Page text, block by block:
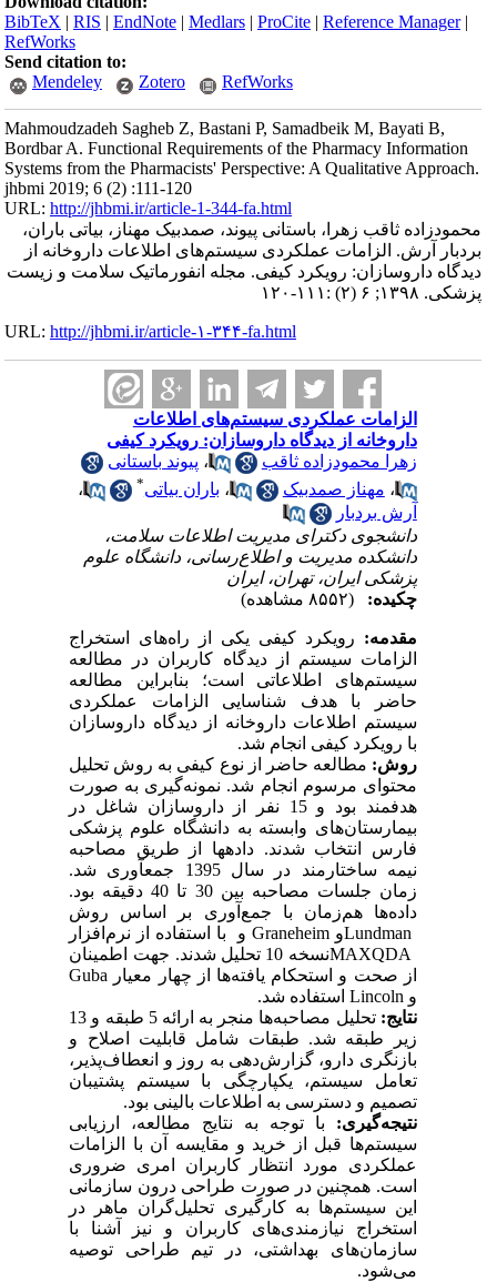
BibTeX |RIS |EndNote |Medlars |ProCite |Reference Manager
RefWorks
Send citation to:
Mendeley
Zotero RefWorks
Mahmoudzadeh Sagheb Z, Bastani P, Samadbeik M, Bayati B,
Bordbar A. Functional Requirements of the Pharmacy Information
Systems from the Pharmacists' Perspective: A Qualitative Approach.
jhbmi 2019; 6 (2) :111-120
URL:http://jhbmi.ir/article-1-344-fa.html
محمودزاده ثاقب زهرا، باستانی پیوند، صمدبیک مهناز، بیاتی باران،
بردبار آرش. الزامات عملکردی سیستم‌های اطلاعات داروخانه از
دیدگاه داروسازان: رویکرد کیفی. مجله انفورماتیک سلامت و زیست
پزشکی. ۱۳۹۸; ۶ (۲) :۱۱۱-۱۲۰
URL:http://jhbmi.ir/article-۱-۳۴۴-fa.html
الزامات عملکردی سیستم‌های اطلاعات
داروخانه از دیدگاه داروسازان: رویکرد کیفی
زهرا محمودزاده ثاقب
،پیوند باستانی
،مهناز صمدبیک ،باران بیاتی
،
آرش بردبار
دانشجوی دکترای مدیریت اطلاعات سلامت،
دانشکده مدیریت و اطلاع‌رسانی، دانشگاه علوم
پزشکی ایران، تهران، ایران
چکیده:
مقدمه:رویکرد کیفی یکی از راه‌های استخراج
الزامات سیستم از دیدگاه کاربران در مطالعه
سیستم‌های اطلاعاتی است؛ بنابراین مطالعه
حاضر با هدف شناسایی الزامات عملکردی
سیستم اطلاعات داروخانه از دیدگاه داروسازان
با رویکرد کیفی انجام شد.
روش: مطالعه حاضر از نوع کیفی به روش تحلیل
محتوای مرسوم انجام شد. نمونه‌‌گیری به صورت
هدفمند بود و 15 نفر از داروسازان شاغل در
بیمارستان‌های وابسته به دانشگاه علوم پزشکی
فارس انتخاب شدند. داده­ها از طریق مصاحبه
نیمه ساختارمند در سال 1395 جمع­آوری شد.
زمان جلسات مصاحبه بین 30 تا 40 دقیقه بود.
داده‌ها هم‌زمان با جمع‌آوری بر اساس روش
LundmanوGraneheimو با استفاده از نرم‌افزار
MAXQDA
نسخه 10 تحلیل شدند. جهت اطمینان
از صحت و استحکام یافته‌ها از چهار معیارGuba
وLincolnاستفاده شد.
نتایج:
تحلیل مصاحبه‌ها منجر به ارائه 5 طبقه و 13
زیر طبقه شد. طبقات شامل قابلیت اصلاح و
بازنگری دارو، گزارش‌دهی به روز و انعطاف‌پذیر،
تعامل سیستم، یکپارچگی با سیستم پشتیبان
تصمیم و دسترسی به اطلاعات بالینی بود.
نتیجه‌گیری:با توجه به نتایج مطالعه، ارزیابی
سیستم‌ها قبل از خرید و مقایسه آن با الزامات
عملکردی مورد انتظار کاربران امری ضروری
است. همچنین در صورت طراحی درون سازمانی
این سیستم‌ها به کارگیری تحلیل‌گران ماهر در
استخراج نیازمندی‌های کاربران و نیز آشنا با
سازمان‌های بهداشتی، در تیم طراحی توصیه
می‌شود.